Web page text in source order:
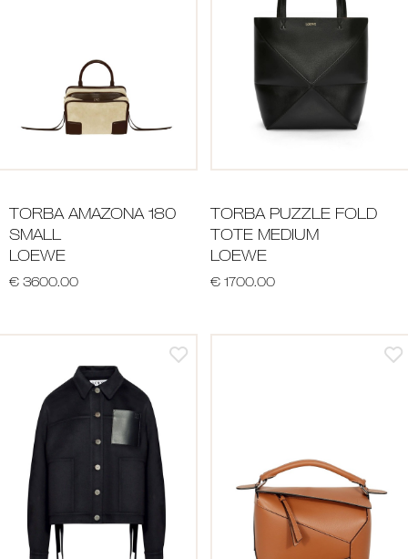
TORBA AMAZONA 180
SMALL
LOEWE
€ 3600.00
TORBA PUZZLE FOLD
TOTE MEDIUM
LOEWE
€ 1700.00